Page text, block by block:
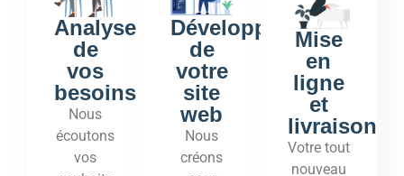
Analyse
de
vos
besoins
Nous
écoutons
vos
Développement
de
votre
site
web
Nous
créons
Mise
en
ligne
et
livraison
Votre tout
nouveau